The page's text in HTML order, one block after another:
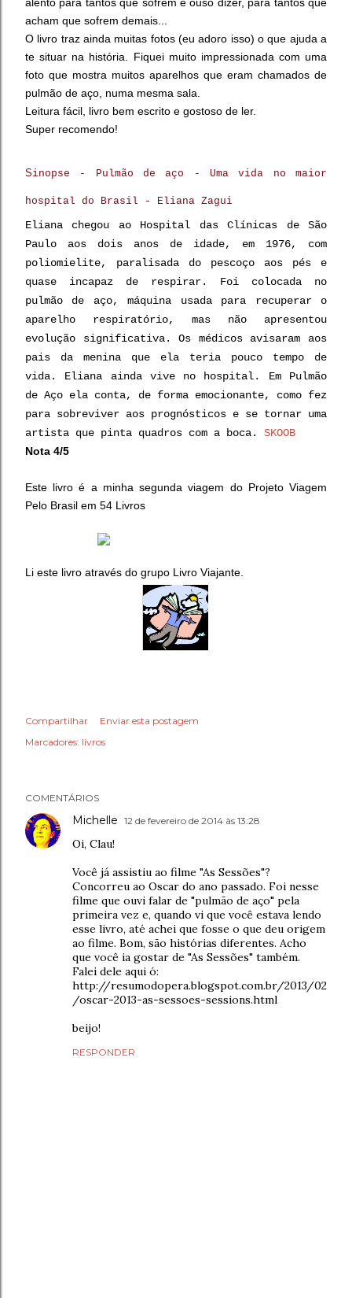
acham que sofrem demais...
O livro traz ainda muitas fotos (eu adoro isso) o que ajuda a
te situar na história. Fiquei muito impressionada com uma
foto que mostra muitos aparelhos que eram chamados de
pulmão de aço, numa mesma sala.
Leitura fácil, livro bem escrito e gostoso de ler.
Super recomendo!
Sinopse - Pulmão de aço - Uma vida no maior
hospital do Brasil - Eliana Zagui
Eliana chegou ao Hospital das Clínicas de São
Paulo aos dois anos de idade, em 1976, com
poliomielite, paralisada do pescoço aos pés e
quase incapaz de respirar. Foi colocada no
pulmão de aço, máquina usada para recuperar o
aparelho respiratório, mas não apresentou
evolução significativa. Os médicos avisaram aos
pais da menina que ela teria pouco tempo de
vida. Eliana ainda vive no hospital. Em Pulmão
de Aço ela conta, de forma emocionante, como fez
para sobreviver aos prognósticos e se tornar uma
artista que pinta quadros com a boca. SKOOB
Nota 4/5
Este livro é a minha segunda viagem do Projeto Viagem
Pelo Brasil em 54 Livros
Li este livro através do grupo Livro Viajante.
Compartilhar
Enviar esta postagem
Marcadores: livros
COMENTÁRIOS
Michelle 12 de fevereiro de 2014 às 13:28
Oi, Clau!
Você já assistiu ao filme "As Sessões"?
Concorreu ao Oscar do ano passado. Foi nesse
filme que ouvi falar de "pulmão de aço" pela
primeira vez e, quando vi que você estava lendo
esse livro, até achei que fosse o que deu origem
ao filme. Bom, são histórias diferentes. Acho
que você ia gostar de "As Sessões" também.
Falei dele aqui ó:
http://resumodopera.blogspot.com.br/2013/02
/oscar-2013-as-sessoes-sessions.html
beijo!
RESPONDER